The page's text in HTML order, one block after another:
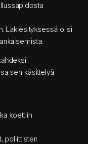
Lakiesityksessä olisi
sen käsittelyä
koettiin
poliittisten